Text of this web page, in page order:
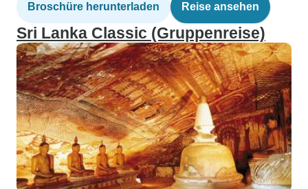
Broschüre herunterladen Reise ansehen
Sri Lanka Classic (Gruppenreise)